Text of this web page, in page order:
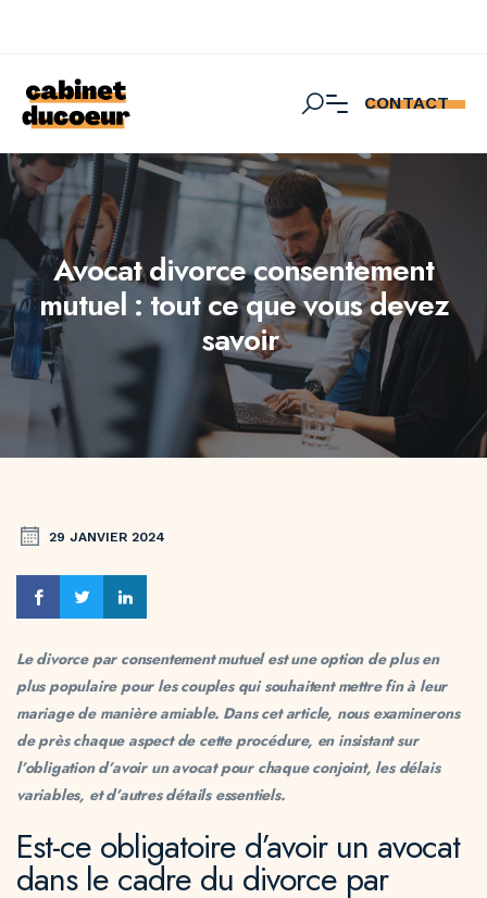
CONTACT
Avocat divorce consentement
mutuel : tout ce que vous devez
savoir
29 JANVIER 2024
Le divorce par consentement mutuel est une option de plus en
plus populaire pour les couples qui souhaitent mettre fin à leur
mariage de manière amiable. Dans cet article, nous examinerons
de près chaque aspect de cette procédure, en insistant sur
l’obligation d’avoir un avocat pour chaque conjoint, les délais
variables, et d’autres détails essentiels.
Est-ce obligatoire d’avoir un avocat
dans le cadre du divorce par